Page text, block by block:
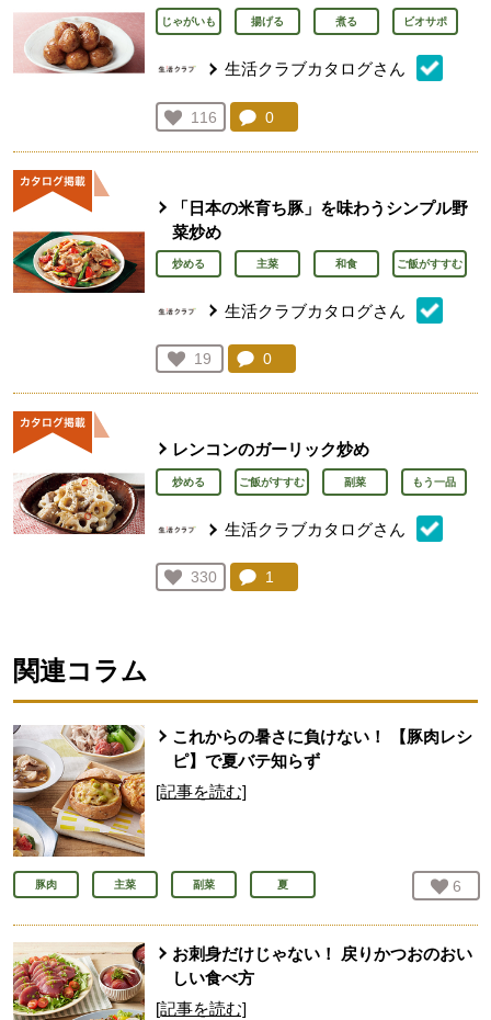
じゃがいも 揚げる 煮る ビオサポ
生活クラブカタログさん
お気に入り登録：
116
人が登録
コメント：
0
「日本の米育ち豚」を味わうシンプル野
菜炒め
炒める 主菜 和食 ご飯がすすむ
生活クラブカタログさん
お気に入り登録：
19
人が登録
コメント：
0
レンコンのガーリック炒め
炒める ご飯がすすむ 副菜 もう一品
生活クラブカタログさん
お気に入り登録：
330
人が登録
コメント：
1
関連コラム
これからの暑さに負けない！ 【豚肉レシ
ピ】で夏バテ知らず
[記事を読む]
豚肉 主菜 副菜 夏 お気
6
お刺身だけじゃない！ 戻りかつおのおい
しい食べ方
[記事を読む]